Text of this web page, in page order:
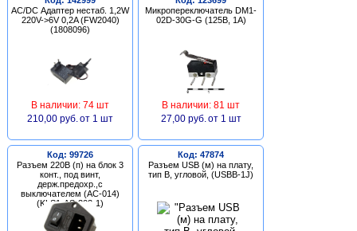
AC/DC Адаптер нестаб. 1,2W
220V->6V 0,2A (FW2040)
(1808096)
В наличии: 74 шт
210,00 руб. от 1 шт
Микропереключатель DM1-
02D-30G-G (125В, 1А)
В наличии: 81 шт
27,00 руб. от 1 шт
Код: 99726
Разъем 220В (п) на блок 3
конт., под винт,
держ.предохр.,с
выключателем (AC-014)
(KLS1-AS-303-1)
Код: 47874
Разъем USB (м) на плату,
тип В, угловой, (USBB-1J)